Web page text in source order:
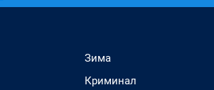
Зима
Криминал